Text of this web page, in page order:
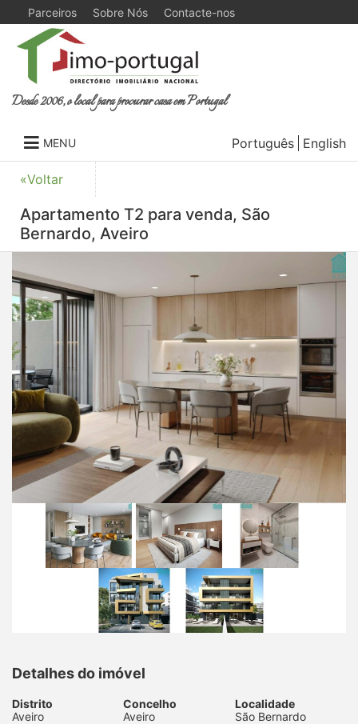
Parceiros Sobre Nós Contacte-nos
Desde 2006, o local para procurar casa em Portugal
MENU Português English
«Voltar
Apartamento T2 para venda, São
Bernardo, Aveiro
Detalhes do imóvel
Distrito
Aveiro
Concelho
Aveiro
Localidade
São Bernardo